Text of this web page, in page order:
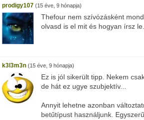
prodigy107 (15 éve, 9 hónapja)
Thefour nem szívózásként
olvasd is el mit és hogyan írsz
k3l3m3n (15 éve, 9 hónapja)
Ez is jól sikerült tipp. Nekem
de hát ez ugye szubjektív...
Annyit lehetne azonban
betűtípust használjunk.